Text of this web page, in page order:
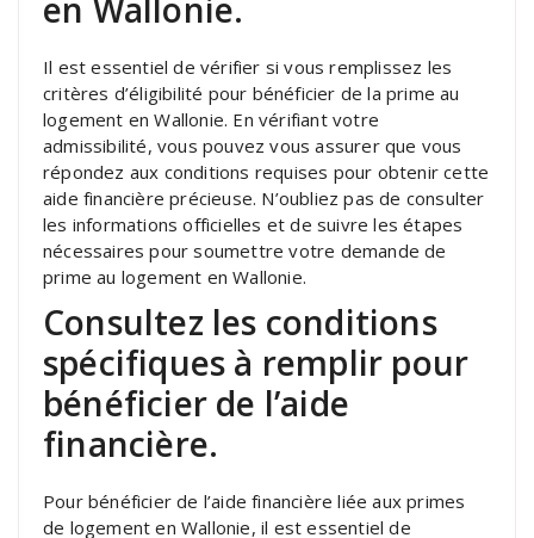
Il est essentiel de vérifier si vous remplissez les
critères d’éligibilité pour bénéficier de la prime au
logement en Wallonie. En vérifiant votre
admissibilité, vous pouvez vous assurer que vous
répondez aux conditions requises pour obtenir cette
aide financière précieuse. N’oubliez pas de consulter
les informations officielles et de suivre les étapes
nécessaires pour soumettre votre demande de
prime au logement en Wallonie.
Consultez les conditions
spécifiques à remplir pour
bénéficier de l’aide
financière.
Pour bénéficier de l’aide financière liée aux primes
de logement en Wallonie, il est essentiel de